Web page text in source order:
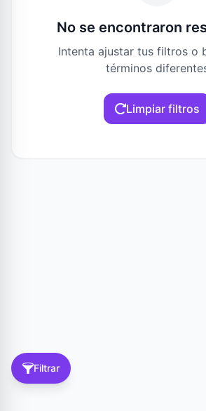
Filtrar
No se encontraron
Intenta ajustar tus filtros o
términos
Limpiar filtros